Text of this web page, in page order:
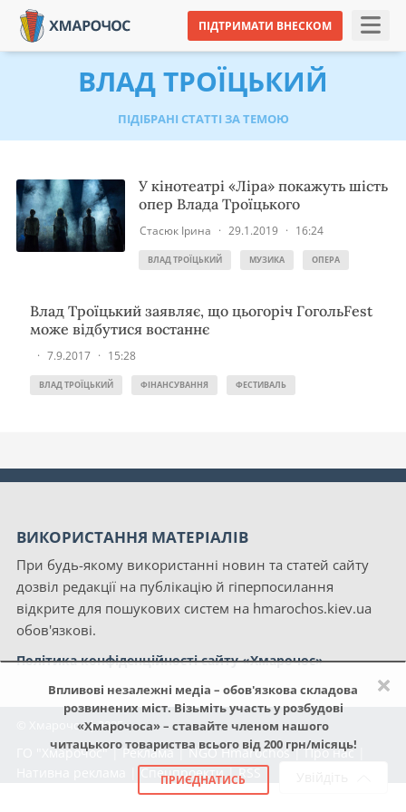
ПІДТРИМАТИ ВНЕСКОМ
×
Впливові незалежні медіа – обов'язкова складова
розвинених міст. Візьміть участь у розбудові
«Хмарочоса» – ставайте членом нашого
читацького товариства всього від 200 грн/місяць!
ПРИЄДНАТИСЬ
ВЛАД ТРОЇЦЬКИЙ
ПІДІБРАНІ СТАТТІ ЗА ТЕМОЮ
У кінотеатрі «Ліра» покажуть шість
опер Влада Троїцького
Стасюк Ірина · 29.1.2019 · 16:24
ВЛАД ТРОЇЦЬКИЙ МУЗИКА ОПЕРА
Влад Троїцький заявляє, що цьогоріч ГогольFest
може відбутися востаннє
· 7.9.2017 · 15:28
ВЛАД ТРОЇЦЬКИЙ ФІНАНСУВАННЯ ФЕСТИВАЛЬ
ВИКОРИСТАННЯ МАТЕРІАЛІВ
При будь-якому використанні новин та статей сайту
дозвіл редакції на публікацію й гіперпосилання
відкрите для пошукових систем на hmarochos.kiev.ua
обов'язкові.
Політика конфіденційності сайту «Хмарочос»
© Хмарочос | 2025
ГО "Хмарочос"| Реклама|NGO Hmarochos |Про нас|
|Спецпроекти|RSS